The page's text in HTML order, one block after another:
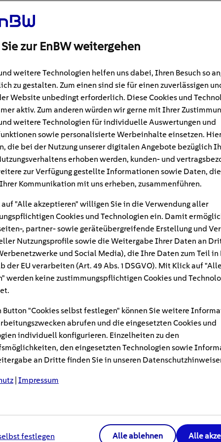
min #Energie sparen
sparen: Mit
senken
im Haushalt oft mehr Energie, als
bis 20 Prozent des gesamten
– und damit mehrere hundert Euro pro
möglichst einfach Warmwasser sparen
lässt sich im Alltag schnell umsetzen.
für warmes Wasser entsteht nicht beim Duschen
alte Technik und Wärmeverluste, die im
unterschätztes Potenzial: Warmwasser ist in
bewusst darauf geachtet wird, wie effizient es
kennt, kann Warmwasser sparen und den
die sich schnell umsetzen lassen und langfristig
zur EnBW weitergehen
weitere Technologien helfen uns dabei, Ihren Besuch so
zu gestalten. Zum einen sind sie für einen zuverlässigen
Website unbedingt erforderlich. Diese Cookies und
aktiv. Zum anderen würden wir gerne mit Ihrer
weitere Technologien für individuelle Auswertungen und
sowie personalisierte Werbeinhalte einsetzen.
die bei der Nutzung unserer digitalen Angebote bezüglich
erhoben werden, kunden- und
zur Verfügung gestellte Informationen sowie Daten,
Kommunikation mit uns erheben, zusammenführen.
"Alle akzeptieren" willigen Sie in die Verwendung aller
Cookies und Technologien ein. Damit
, partner- sowie geräteübergreifende Erstellung und
Nutzungsprofile sowie die Weitergabe Ihrer Daten an
und Social Media), die Ihre Daten zum Teil in
der EU verarbeiten (Art. 49 Abs. 1 DSGVO). Mit Klick auf
werden keine zustimmungspflichtigen Cookies und
Button "Cookies selbst festlegen" können Sie weitere
abrufen und die eingesetzten Cookies und
individuell konfigurieren. Einzelheiten zu den
den eingesetzten Technologien sowie
an Dritte finden Sie in unseren
| Impressum
festlegen Alle ablehnen Alle